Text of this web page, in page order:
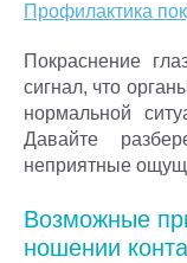
Профилактика
Покраснение
сигнал, что
нормальной
Давайте
неприятные
Возможные
ношении